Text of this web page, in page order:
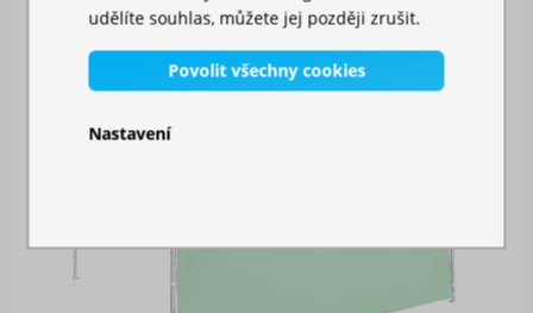
udělíte souhlas, můžete jej později zrušit.
Povolit všechny cookies
Nastavení